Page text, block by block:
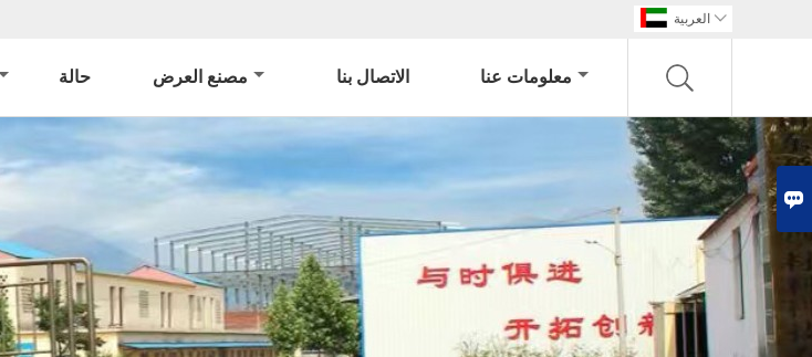

العربية 
حالة مصنع العرض الاتصال بنا معلومات عنا